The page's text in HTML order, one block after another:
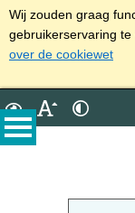
Wij zouden graag
gebruikerservaring
over de cookiewet